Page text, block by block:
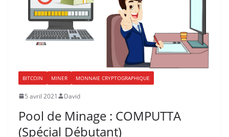
BITCOIN MINER MONNAIE CRYPTOGRAPHIQUE
5 avril 2021 David
Pool de Minage : COMPUTTA
(Spécial Débutant)